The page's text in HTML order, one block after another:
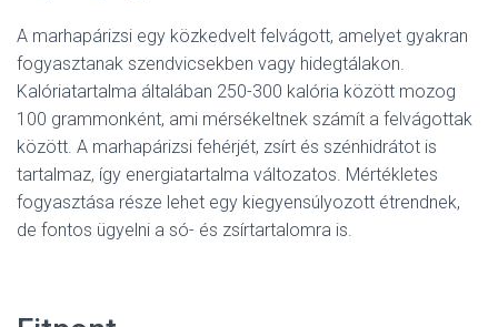
A marhapárizsi egy közkedvelt felvágott, amelyet gyakran
fogyasztanak szendvicsekben vagy hidegtálakon.
Kalóriatartalma általában 250-300 kalória között mozog
100 grammonként, ami mérsékeltnek számít a felvágottak
között. A marhapárizsi fehérjét, zsírt és szénhidrátot is
tartalmaz, így energiatartalma változatos. Mértékletes
fogyasztása része lehet egy kiegyensúlyozott étrendnek,
de fontos ügyelni a só- és zsírtartalomra is.